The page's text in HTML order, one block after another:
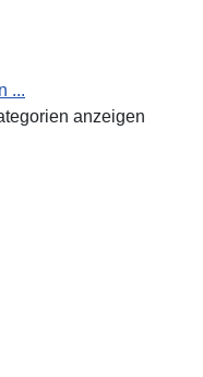
...
anzeigen